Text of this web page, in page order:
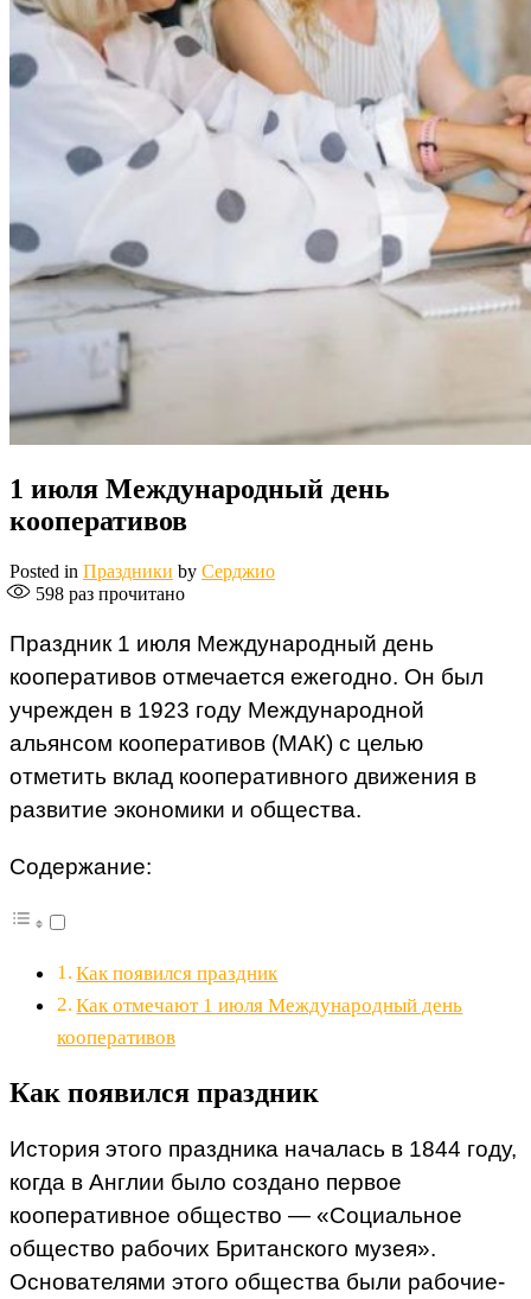
1 июля Международный день
кооперативов
Posted in Праздники by Серджио
598 раз прочитано
Праздник 1 июля Международный день
кооперативов отмечается ежегодно. Он был
учрежден в 1923 году Международной
альянсом кооперативов (МАК) с целью
отметить вклад кооперативного движения в
развитие экономики и общества.
Содержание:
Как появился праздник
Как отмечают 1 июля Международный день
кооперативов
Как появился праздник
История этого праздника началась в 1844 году,
когда в Англии было создано первое
кооперативное общество — «Социальное
общество рабочих Британского музея».
Основателями этого общества были рабочие-